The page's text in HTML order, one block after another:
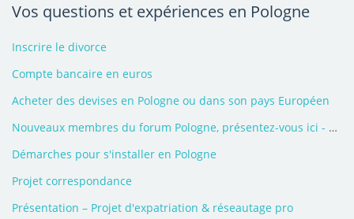
Vos questions et expériences en Pologne
Inscrire le divorce
Compte bancaire en euros
Acheter des devises en Pologne ou dans son pays Européen
Nouveaux membres du forum Pologne, présentez-vous ici - 2026
Démarches pour s'installer en Pologne
Projet correspondance
Présentation – Projet d'expatriation & réseautage pro